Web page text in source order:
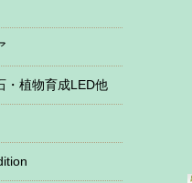
・植物育成LED他